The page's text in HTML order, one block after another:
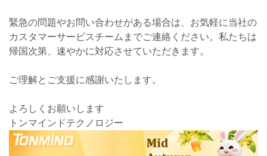
緊急の問題やお問い合わせがある場合は、お気軽に当社の
カスタマーサービスチームまでご連絡ください。私たちは
帰国次第、速やかに対応させていただきます。
ご理解とご支援に感謝いたします。
よろしくお願いします
トンマインドテクノロジー